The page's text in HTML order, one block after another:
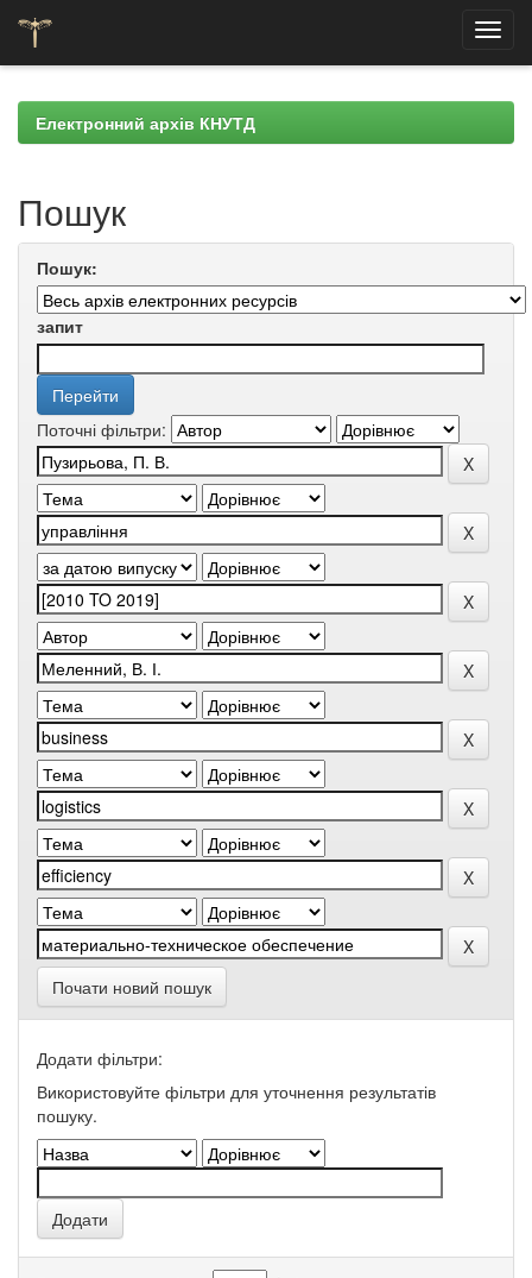
navigationЕлектронний архів КНУТД
Пошук
Пошук:
запит
Поточні фільтри:
Почати новий пошук
Додати фільтри:
Використовуйте фільтри для уточнення результатів
пошуку.